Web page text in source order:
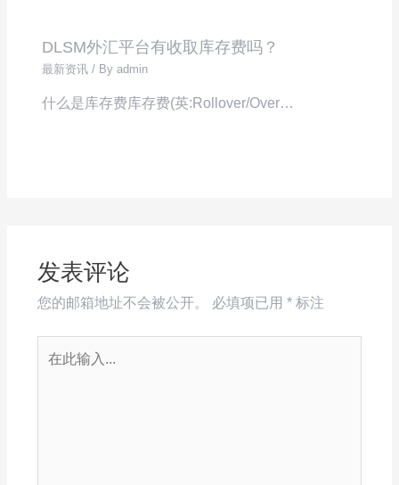
DLSM外汇平台有收取库存费吗？
最新资讯 / Byadmin
什么是库存费库存费(英:Rollover/Over…
发表评论
您的邮箱地址不会被公开。 必填项已用 *标注